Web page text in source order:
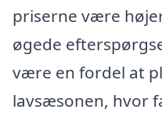
priserne være
øgede
være en fordel at
lavsæsonen, hvor